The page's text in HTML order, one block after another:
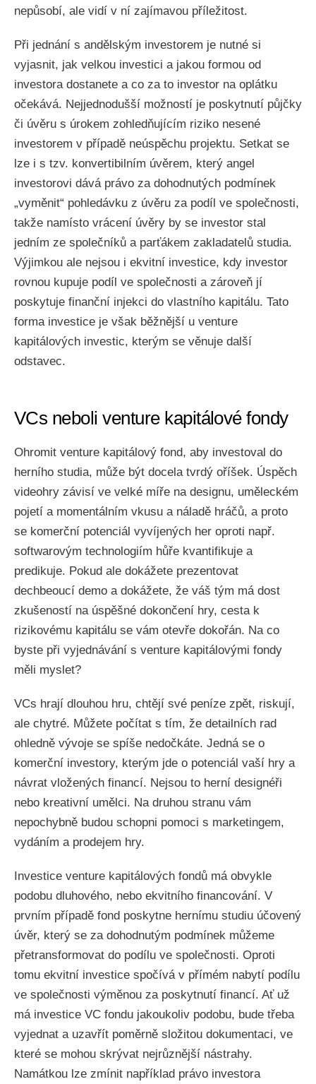
nepůsobí, ale vidí v ní zajímavou příležitost.
Při jednání s andělským investorem je nutné si
vyjasnit, jak velkou investici a jakou formou od
investora dostanete a co za to investor na oplátku
očekává. Nejjednodušší možností je poskytnutí půjčky
či úvěru s úrokem zohledňujícím riziko nesené
investorem v případě neúspěchu projektu. Setkat se
lze i s tzv. konvertibilním úvěrem, který angel
investorovi dává právo za dohodnutých podmínek
„vyměnit“ pohledávku z úvěru za podíl ve společnosti,
takže namísto vrácení úvěry by se investor stal
jedním ze společníků a parťákem zakladatelů studia.
Výjimkou ale nejsou i ekvitní investice, kdy investor
rovnou kupuje podíl ve společnosti a zároveň jí
poskytuje finanční injekci do vlastního kapitálu. Tato
forma investice je však běžnější u venture
kapitálových investic, kterým se věnuje další
odstavec.
VCs neboli venture kapitálové fondy
Ohromit venture kapitálový fond, aby investoval do
herního studia, může být docela tvrdý oříšek. Úspěch
videohry závisí ve velké míře na designu, uměleckém
pojetí a momentálním vkusu a náladě hráčů, a proto
se komerční potenciál vyvíjených her oproti např.
softwarovým technologiím hůře kvantifikuje a
predikuje. Pokud ale dokážete prezentovat
dechbeoucí demo a dokážete, že váš tým má dost
zkušeností na úspěšné dokončení hry, cesta k
rizikovému kapitálu se vám otevře dokořán. Na co
byste při vyjednávání s venture kapitálovými fondy
měli myslet?
VCs hrají dlouhou hru, chtějí své peníze zpět, riskují,
ale chytré. Můžete počítat s tím, že detailních rad
ohledně vývoje se spíše nedočkáte. Jedná se o
komerční investory, kterým jde o potenciál vaší hry a
návrat vložených financí. Nejsou to herní designéři
nebo kreativní umělci. Na druhou stranu vám
nepochybně budou schopni pomoci s marketingem,
vydáním a prodejem hry.
Investice venture kapitálových fondů má obvykle
podobu dluhového, nebo ekvitního financování. V
prvním případě fond poskytne hernímu studiu účovený
úvěr, který se za dohodnutým podmínek můžeme
přetransformovat do podílu ve společnosti. Oproti
tomu ekvitní investice spočívá v přímém nabytí podílu
ve společnosti výměnou za poskytnutí financí. Ať už
má investice VC fondu jakoukoliv podobu, bude třeba
vyjednat a uzavřít poměrně složitou dokumentaci, ve
které se mohou skrývat nejrůznější nástrahy.
Namátkou lze zmínit například právo investora